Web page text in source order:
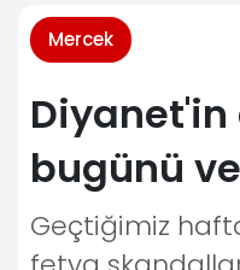
Mercek
Diyanet'in
bugünü
Geçtiğimiz